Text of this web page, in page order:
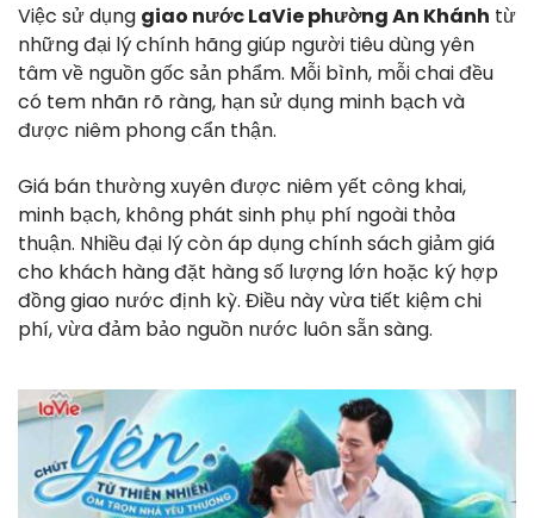
Việc sử dụng giao nước LaVie phường An Khánh từ
những đại lý chính hãng giúp người tiêu dùng yên
tâm về nguồn gốc sản phẩm. Mỗi bình, mỗi chai đều
có tem nhãn rõ ràng, hạn sử dụng minh bạch và
được niêm phong cẩn thận.
Giá bán thường xuyên được niêm yết công khai,
minh bạch, không phát sinh phụ phí ngoài thỏa
thuận. Nhiều đại lý còn áp dụng chính sách giảm giá
cho khách hàng đặt hàng số lượng lớn hoặc ký hợp
đồng giao nước định kỳ. Điều này vừa tiết kiệm chi
phí, vừa đảm bảo nguồn nước luôn sẵn sàng.